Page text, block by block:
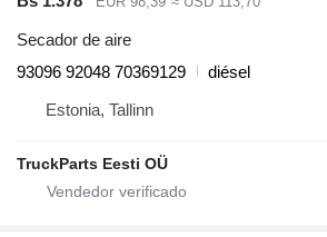
Secador de aire
93096 92048 70369129
diésel
Estonia, Tallinn
TruckParts Eesti OÜ